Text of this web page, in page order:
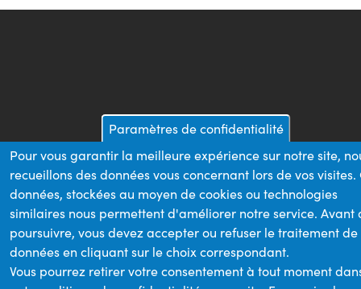
Paramètres de confidentialité
Pour vous garantir la meilleure expérience sur notre site,
recueillons des données vous concernant lors de vos visites.
données, stockées au moyen de cookies ou technologies
similaires nous permettent d'améliorer notre service. Avant
poursuivre, vous devez accepter ou refuser le traitement de
données en cliquant sur le choix correspondant.
Vous pourrez retirer votre consentement à tout moment